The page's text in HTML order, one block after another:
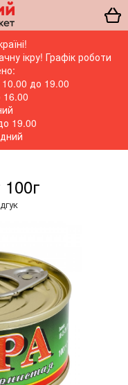
ікру! Графік роботи
до 19.00
16.00
19.00